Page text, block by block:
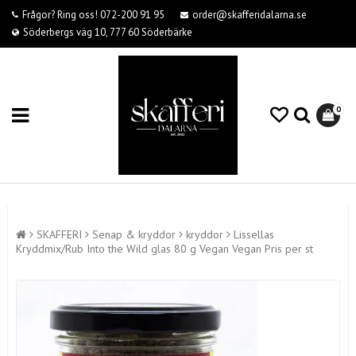
Frågor? Ring oss! 072-200 91 95
order@skafferidalarna.se
Söderbergs väg 10, 777 60 Söderbärke
0
SKAFFERI Senap & kryddor kryddor
Lissellas
Kryddmix/Rub Into the Wild glas 80 g Vegan Vegan Pris per st